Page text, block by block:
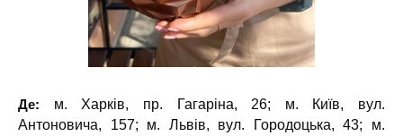
Де: м. Харків, пр. Гагаріна, 26; м. Київ, вул.
Антоновича, 157; м. Львів, вул. Городоцька, 43; м.